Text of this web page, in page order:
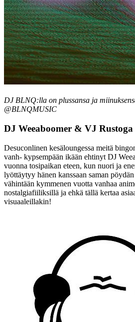
DJ BLNQ:lla on plussansa ja
@BLNQMUSIC
DJ Weeaboomer & VJ Rustoga
Desuconlinen kesäloungessa meitä
vanh- kypsempään ikään ehtinyt DJ
vuonna tosipaikan eteen, kun nuori ja
lyöttäytyy hänen kanssaan saman
vähintään kymmenen vuotta vanhaa
nostalgiafiiliksillä ja ehkä tällä kertaa
visuaaleillakin!